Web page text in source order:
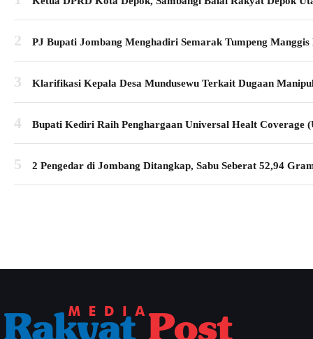
2 PJ Bupati Jombang Menghadiri Semarak Tumpeng Manggis
3 Klarifikasi Kepala Desa Mundusewu Terkait Dugaan
4 Bupati Kediri Raih Penghargaan Universal Healt Coverage
5 2 Pengedar di Jombang Ditangkap, Sabu Seberat 52,94